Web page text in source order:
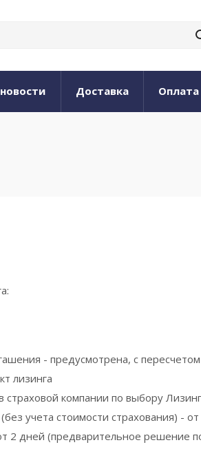
Доставка Оплата
- предусмотрена, с
лизинга
страховой компании по выбору
учета стоимости страхования) - от
2 дней (предварительное решение